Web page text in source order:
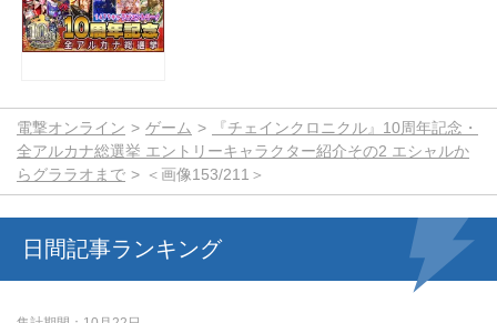
電撃オンライン ゲーム
『チェインクロニクル』10周年記念・
全アルカナ総選挙 エントリーキャラクター紹介その2 エシャルか
らグララオまで
＜画像153/211＞
日間記事ランキング